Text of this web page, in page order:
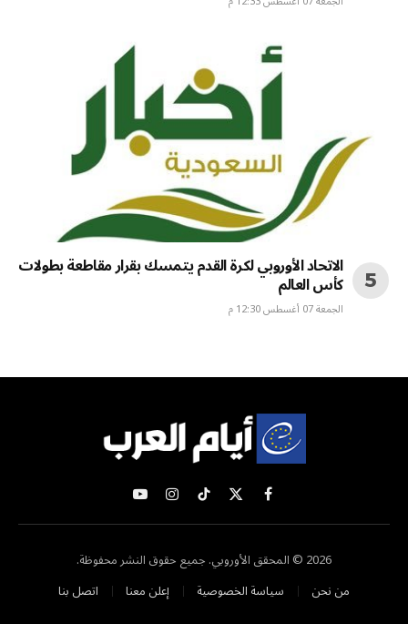
الاتحاد الأوروبي لكرة القدم يتمسك بقرار مقاطعة بطولات
كأس العالم
الجمعة 07 أغسطس 12:30 م
فيسبوك
X
(Twitter)
تيكتوكالانستغراميوتيوب
2026 © المحقق الأوروبي. جميع حقوق النشر محفوظة.
من نحن
سياسة الخصوصية إعلن معنا اتصل بنا